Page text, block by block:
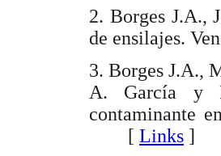
2. Borges J.A.,
de ensilajes.
3. Borges J.A.,
A. García y
contaminante
[ Links ]